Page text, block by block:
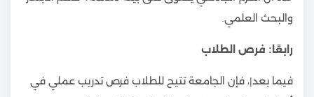
والبحث العلمي.
رابعًا: فرص الطلاب
فيما بعد|، فإن الجامعة تتيح للطلاب فرص تدريب عملي في